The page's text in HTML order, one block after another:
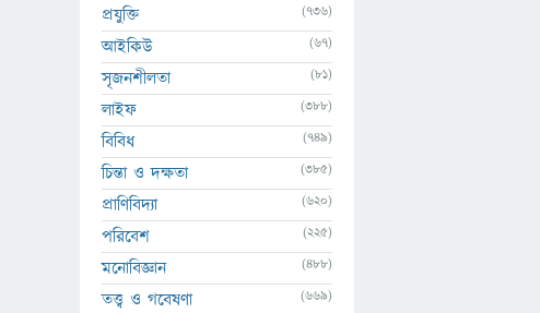
প্রযুক্তি (736)
আইকিউ (67)
সৃজনশীলতা (81)
লাইফ (388)
বিবিধ (749)
চিন্তা ও দক্ষতা (385)
প্রাণিবিদ্যা (620)
পরিবেশ (225)
মনোবিজ্ঞান (488)
তত্ত্ব ও গবেষণা (669)